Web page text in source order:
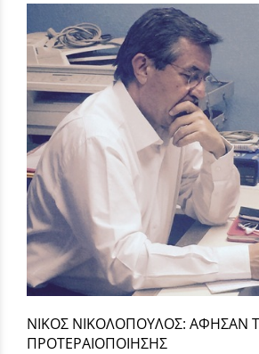
ΝΙΚΟΣ ΝΙΚΟΛΟΠΟΥΛΟΣ: ΑΦΗΣΑΝ
ΠΡΟΤΕΡΑΙΟΠΟΙΗΣΗΣ